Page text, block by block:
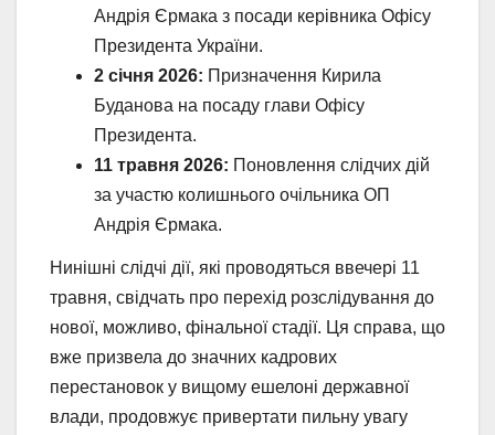
Андрія Єрмака з посади керівника Офісу
Президента України.
2 січня 2026: Призначення Кирила
Буданова на посаду глави Офісу
Президента.
11 травня 2026: Поновлення слідчих дій
за участю колишнього очільника ОП
Андрія Єрмака.
Нинішні слідчі дії, які проводяться ввечері 11
травня, свідчать про перехід розслідування до
нової, можливо, фінальної стадії. Ця справа, що
вже призвела до значних кадрових
перестановок у вищому ешелоні державної
влади, продовжує привертати пильну увагу